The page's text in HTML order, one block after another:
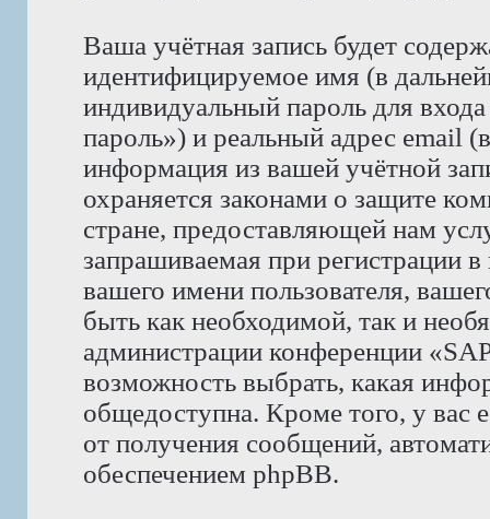
Ваша учётная запись будет
идентифицируемое имя (в
индивидуальный пароль для
пароль») и реальный адрес email
информация из вашей учётной
охраняется законами о защите
стране, предоставляющей нам
запрашиваемая при регистрации
вашего имени пользователя,
быть как необходимой, так и
администрации конференции
возможность выбрать, какая
общедоступна. Кроме того, у вас
от получения сообщений,
обеспечением phpBB.